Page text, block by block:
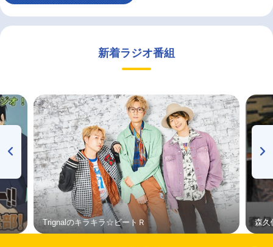
新着ラジオ番組
Trignalのキラキラ☆ビートＲ 森久